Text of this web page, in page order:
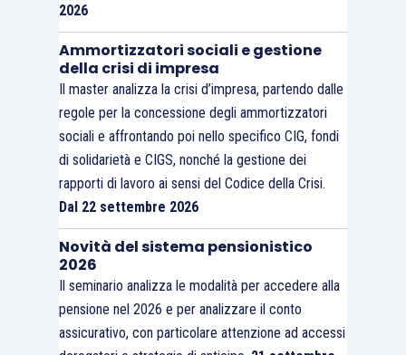
2026
Ammortizzatori sociali e gestione
della crisi di impresa
Il master analizza la crisi d’impresa, partendo dalle
regole per la concessione degli ammortizzatori
sociali e affrontando poi nello specifico CIG, fondi
di solidarietà e CIGS, nonché la gestione dei
rapporti di lavoro ai sensi del Codice della Crisi.
Dal 22 settembre 2026
Novità del sistema pensionistico
2026
Il seminario analizza le modalità per accedere alla
pensione nel 2026 e per analizzare il conto
assicurativo, con particolare attenzione ad accessi